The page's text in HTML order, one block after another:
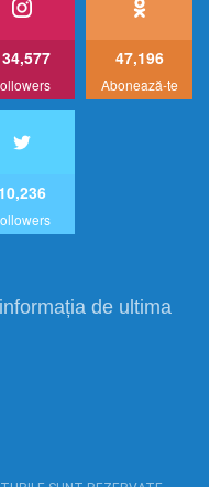
47,196
Abonează-te
10,236
de ultima